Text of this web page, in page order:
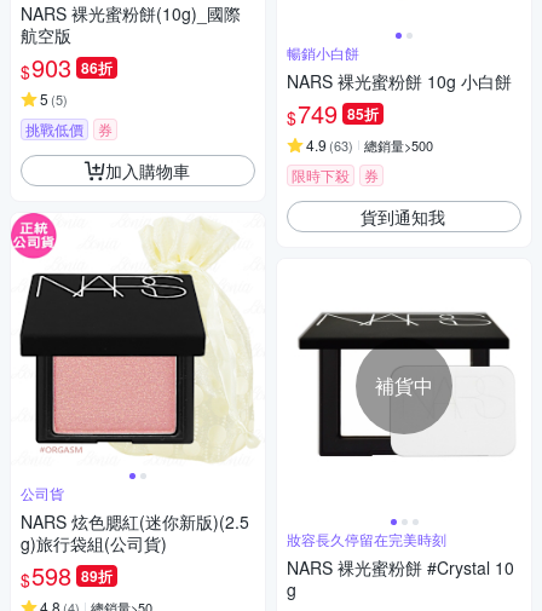
NARS 裸光蜜粉餅(10g)_國際
航空版
$903 86折
5 (5)
挑戰低價 券
加入購物車
公司貨
NARS 炫色腮紅(迷你新版)(2.5
g)旅行袋組(公司貨)
$598 89折
暢銷小白餅
NARS 裸光蜜粉餅 10g 小白餅
$749 85折
4.9 (63) 總銷量>500
限時下殺 券
貨到通知我
補貨中
妝容長久停留在完美時刻
NARS 裸光蜜粉餅 #Crystal 10
g